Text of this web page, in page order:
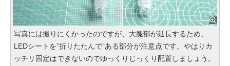
写真には撮りにくかったのですが、大腿部が延長するため、
LEDシートを”折りたたんで”ある部分が注意点です。やはりカ
ッチリ固定はできないのでゆっくりじっくり配置しましょう。